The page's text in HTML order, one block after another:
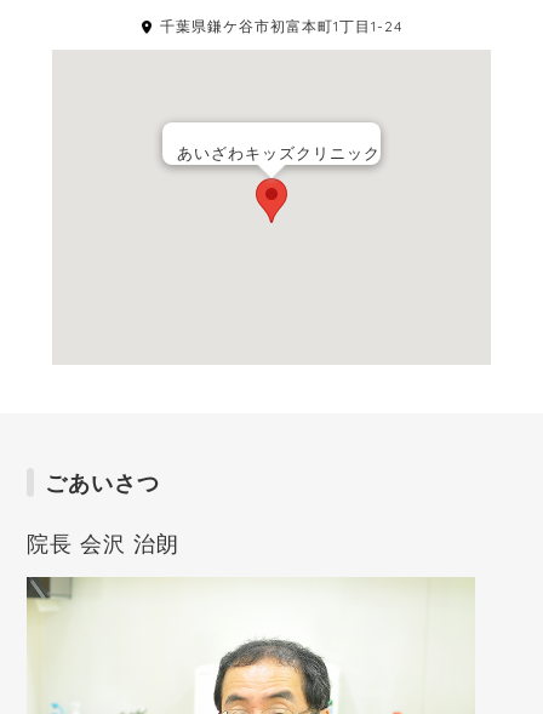
千葉県鎌ケ谷市初富本町1丁目1-24
あいざわキッズクリニック
ごあいさつ
院長 会沢 治朗